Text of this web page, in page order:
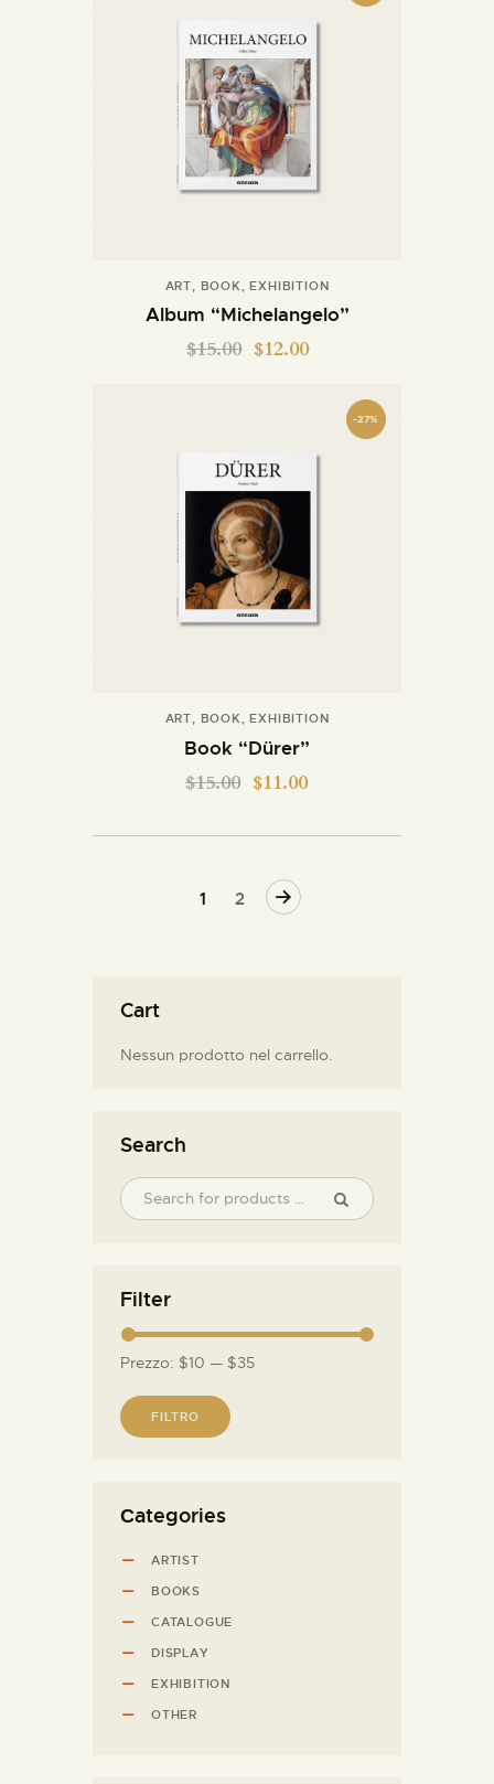
ART BOOK ,EXHIBITION
Album “Michelangelo”
$15.00 $12.00
-27%
ART, BOOK ,EXHIBITION
Book “Dürer”
$15.00 $11.00
1 2
Cart
Nessun prodotto nel carrello.
Search
Filter
FILTRO
Prezzo: $10 — $35
Сategories
ARTIST
BOOKS
CATALOGUE
DISPLAY
EXHIBITION
OTHER